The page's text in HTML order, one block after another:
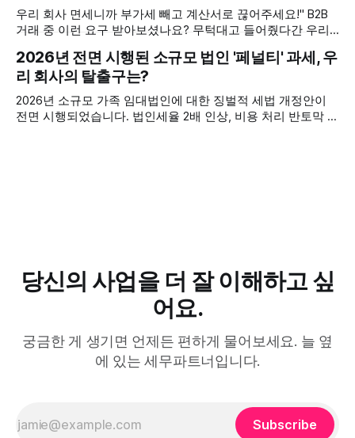
우리 회사 면세니까 부가세 빼고 계산서로 끊어주세요!" B2B
거래 중 이런 요구 받아보셨나요? 무턱대고 들어줬다간 우리
거래처의 요구와 내 이익 사이, 가장 현명한 대처법을 실제 상
담 사례를 통해 알아봅니다
2026년 전면 시행된 소규모 법인 '페널티' 과세, 우
리 회사의 탈출구는?
2026년 소규모 가족 임대법인에 대한 징벌적 세법 개정안이
전면 시행되었습니다. 법인세율 2배 인상, 비용 처리 반토막 등
당신의 사업을 더 잘 이해하고 싶
어요.
궁금한 게 생기면 언제든 편하게 물어보세요. 늘 옆
에 있는 세무파트너입니다.
Subscribe